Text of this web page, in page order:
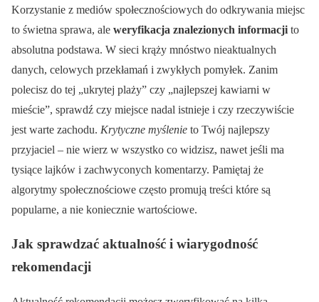
Korzystanie z mediów społecznościowych do odkrywania miejsc
to świetna sprawa, ale weryfikacja znalezionych informacji to
absolutna podstawa. W sieci krąży mnóstwo nieaktualnych
danych, celowych przekłamań i zwykłych pomyłek. Zanim
polecisz do tej „ukrytej plaży” czy „najlepszej kawiarni w
mieście”, sprawdź czy miejsce nadal istnieje i czy rzeczywiście
jest warte zachodu. Krytyczne myślenie to Twój najlepszy
przyjaciel – nie wierz w wszystko co widzisz, nawet jeśli ma
tysiące lajków i zachwyconych komentarzy. Pamiętaj że
algorytmy społecznościowe często promują treści które są
popularne, a nie koniecznie wartościowe.
Jak sprawdzać aktualność i wiarygodność
rekomendacji